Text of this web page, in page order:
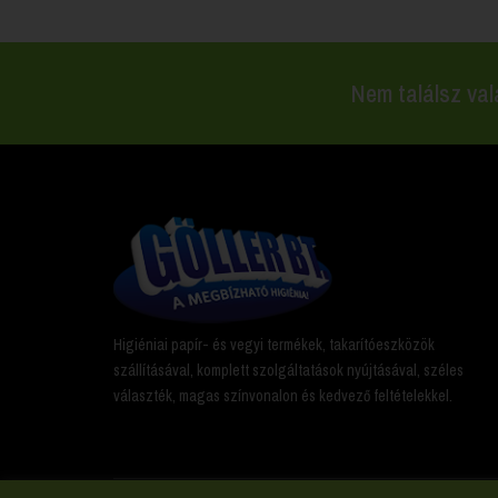
Nem találsz
Higiéniai papír- és vegyi termékek, takarítóeszközök
szállításával, komplett szolgáltatások nyújtásával, széles
választék, magas színvonalon és kedvező feltételekkel.